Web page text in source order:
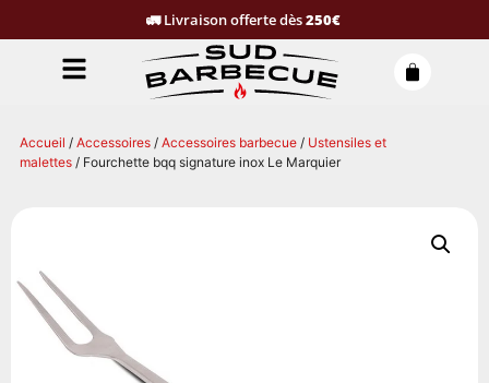
🚛Livraison offerte dès250€
Accueil / Accessoires / Accessoires barbecue / Ustensiles et
malettes / Fourchette bqq signature inox Le Marquier